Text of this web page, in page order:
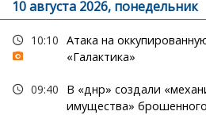
10 августа 2026, понедельник
10:10 Атака на
«Галактика»
09:40
В «днр» создали
имущества»